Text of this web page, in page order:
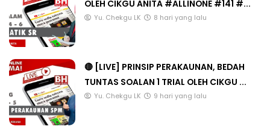
OLEH CIKGU ANITA #ALLINONE #141 #...
Yu. Chekgu LK 8 hari yang lalu
🔴 [LIVE] PRINSIP PERAKAUNAN, BEDAH
TUNTAS SOALAN 1 TRIAL OLEH CIKGU ...
Yu. Chekgu LK 9 hari yang lalu